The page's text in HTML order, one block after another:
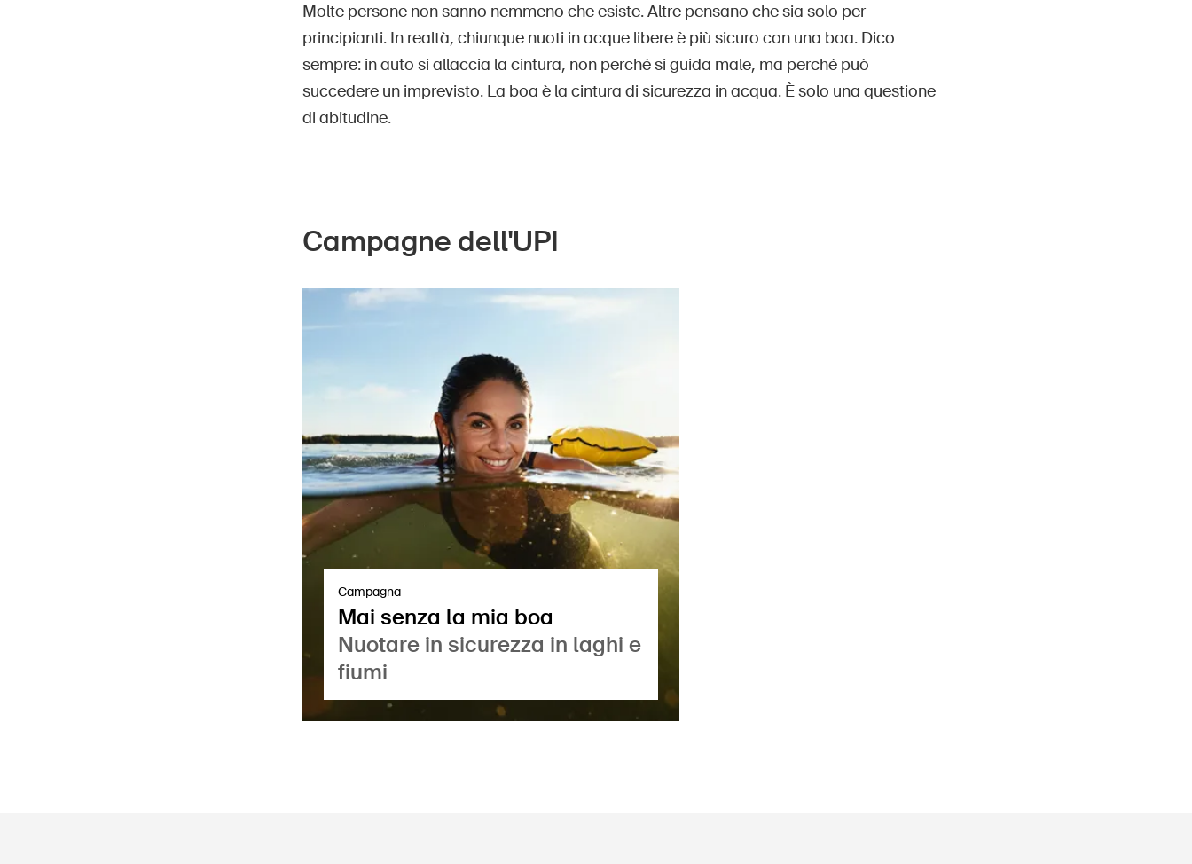
Molte persone non sanno nemmeno che esiste. Altre pensano che sia solo per
principianti. In realtà, chiunque nuoti in acque libere è più sicuro con una boa. Dico
sempre: in auto si allaccia la cintura, non perché si guida male, ma perché può
succedere un imprevisto. La boa è la cintura di sicurezza in acqua. È solo una questione
di abitudine.
Campagne dell'UPI
Campagna
Mai senza la mia boa
Nuotare in sicurezza in laghi e
fiumi